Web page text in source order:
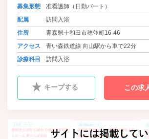
をおこなってお
募集形態
准看護師（日勤パート）
配属
訪問入浴
住所
青森県十和田市穂並町16-46
アクセス
青い森鉄道線 向山駅から車で22分
診療科目
訪問入浴
キープする この求